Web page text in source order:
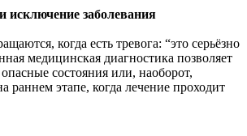
исключение заболевания
когда есть тревога: “это серьёзно
медицинская диагностика позволяет
состояния или, наоборот,
раннем этапе, когда лечение проходит